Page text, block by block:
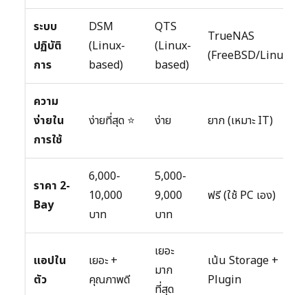
ระบบ
ปฏิบัติ
การ
DSM
(Linux-
based)
QTS
(Linux-
based)
TrueNAS
(FreeBSD/Linux)
ความ
ง่ายใน
การใช้
ง่ายที่สุด ⭐ ง่าย ยาก (เหมาะ IT)
ราคา 2-
Bay
6,000-
10,000
บาท
5,000-
9,000
บาท
ฟรี (ใช้ PC เอง)
แอปใน
ตัว
เยอะ +
คุณภาพดี
เยอะ
มาก
ที่สุด
เน้น Storage +
Plugin